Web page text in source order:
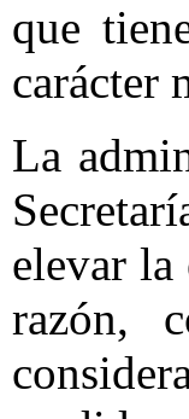
que
carácter
La
elevar
razón,